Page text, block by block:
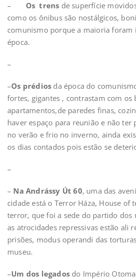
– Os trens de superfície
como os ônibus são nostálgicos,
comunismo porque a maioria foram
época.
–
–Os prédios da época do
fortes, gigantes , contrastam com os
apartamentos,de paredes finas,
haver espaço para reunião e não ter
no verão e frio no inverno, ainda
os dias contados pois estão se
–
– Na Andrássy Út 60, uma das
cidade está o Terror Háza, House of
terror, que foi a sede do partido dos
as atrocidades repressivas estão ali
prisões, modus operandi das
museu.
–Um dos legados do Império